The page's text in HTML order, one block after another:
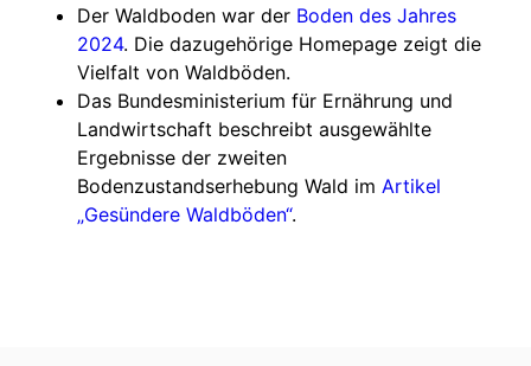
Der Waldboden war der Boden des Jahres
2024. Die dazugehörige Homepage zeigt die
Vielfalt von Waldböden.
Das Bundesministerium für Ernährung und
Landwirtschaft beschreibt ausgewählte
Ergebnisse der zweiten
Bodenzustandserhebung Wald im Artikel
„Gesündere Waldböden“.